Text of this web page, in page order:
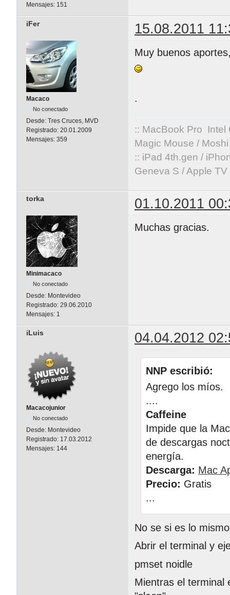
Mensajes: 151
iFer 15.08.2011
Macaco
No conectado
Desde: Tres Cruces, MVD
Registrado: 20.01.2009
Mensajes: 359
Muy buenos
.
:: MacBook Pro Intel
Magic Mouse /
:: iPad 4th.gen /
Geneva S / Apple
torka 01.10.2011
Minimacaco
No conectado
Desde: Montevideo
Registrado: 29.06.2010
Mensajes: 1
Muchas gracias.
iLuis 04.04.2012
Macacojunior
No conectado
Desde: Montevideo
Registrado: 17.03.2012
Mensajes: 144
NNP escribió:
Agrego los míos.
....
Caffeine
Impide que la
de descargas
energía.
Descarga: Mac
Precio: Gratis
...
No se si es lo
Abrir el terminal y
pmset noidle
Mientras el terminal